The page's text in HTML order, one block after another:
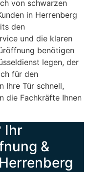
von schwarzen
in Herrenberg
den
und die klaren
benötigen
legen, der
für den
Ihre Tür schnell,
die Fachkräfte Ihnen
Ihr
&